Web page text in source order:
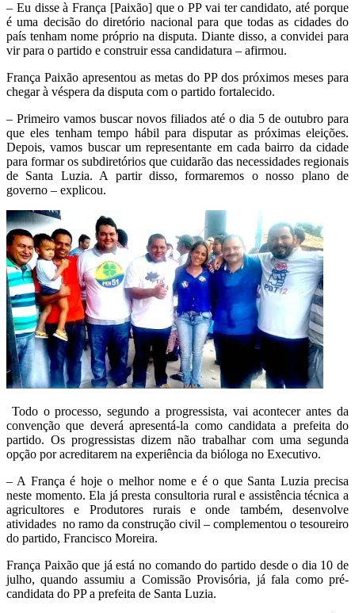
– Eu disse à França [Paixão] que o PP vai ter candidato, até porque
é uma decisão do diretório nacional para que todas as cidades do
país tenham nome próprio na disputa. Diante disso, a convidei para
vir para o partido e construir essa candidatura – afirmou.
França Paixão apresentou as metas do PP dos próximos meses para
chegar à véspera da disputa com o partido fortalecido.
– Primeiro vamos buscar novos filiados até o dia 5 de outubro para
que eles tenham tempo hábil para disputar as próximas eleições.
Depois, vamos buscar um representante em cada bairro da cidade
para formar os subdiretórios que cuidarão das necessidades regionais
de Santa Luzia. A partir disso, formaremos o nosso plano de
governo – explicou.
Todo o processo, segundo a progressista, vai acontecer antes da
convenção que deverá apresentá-la como candidata a prefeita do
partido. Os progressistas dizem não trabalhar com uma segunda
opção por acreditarem na experiência da bióloga no Executivo.
– A França é hoje o melhor nome e é o que Santa Luzia precisa
neste momento. Ela já presta consultoria rural e assistência técnica a
agricultores e Produtores rurais e onde também, desenvolve
atividades no ramo da construção civil – complementou o tesoureiro
do partido, Francisco Moreira.
França Paixão que já está no comando do partido desde o dia 10 de
julho, quando assumiu a Comissão Provisória, já fala como pré-
candidata do PP a prefeita de Santa Luzia.